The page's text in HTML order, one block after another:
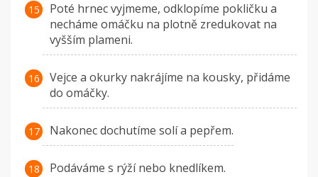
Poté hrnec vyjmeme, odklopíme pokličku a
necháme omáčku na plotně zredukovat na
vyšším plameni.
Vejce a okurky nakrájíme na kousky, přidáme
do omáčky.
Nakonec dochutíme solí a pepřem.
Podáváme s rýží nebo knedlíkem.